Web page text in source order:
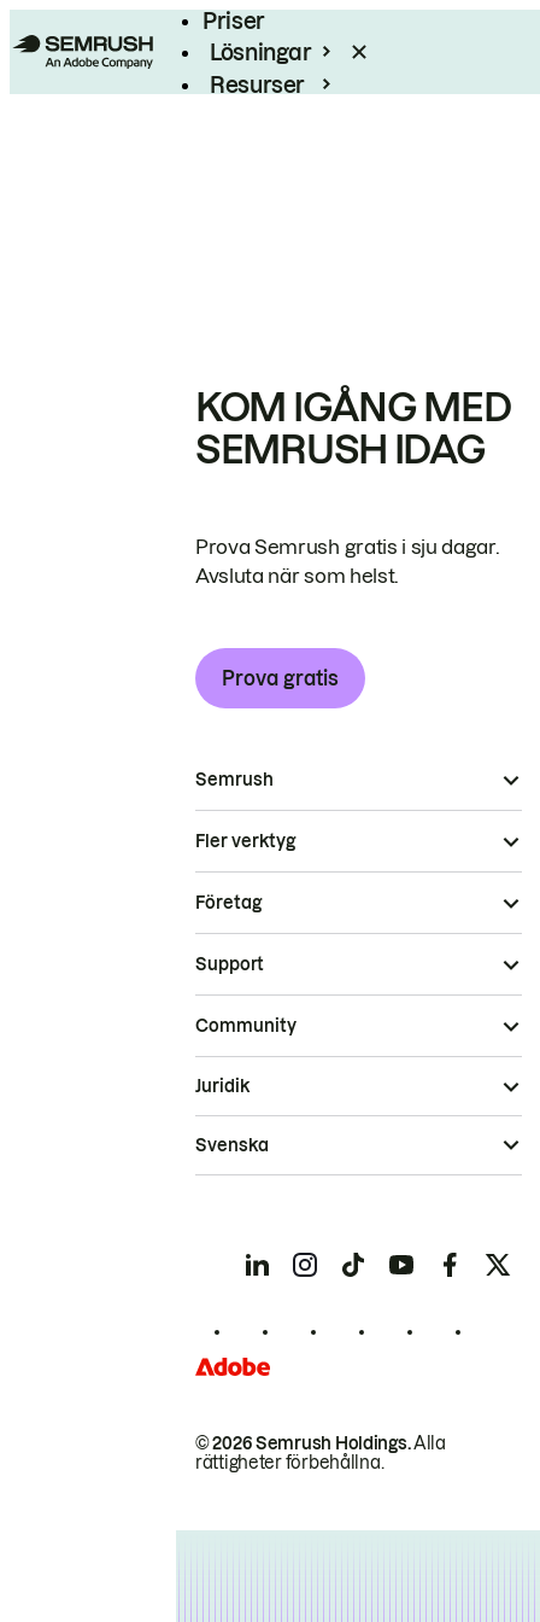
Priser
Lösningar
Resurser
KOM IGÅNG MED
SEMRUSH IDAG
Prova Semrush gratis i sju dagar.
Avsluta när som helst.
Prova gratis
Semrush
Fler verktyg
Företag
Support
Community
© 2026 Semrush Holdings.Alla
rättigheter förbehållna.
Juridik
Svenska